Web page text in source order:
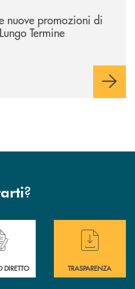
nuove promozioni di
Termine
?
di &nbsp; assistenza &nbsp;
DIRETTO
Hai bisogno di
TRASPARENZA